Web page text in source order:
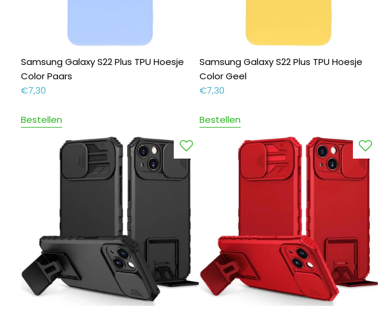
Samsung Galaxy S22 Plus TPU Hoesje
Color Paars
€7,30
Bestellen
Samsung Galaxy S22 Plus TPU Hoesje
Color Geel
€7,30
Bestellen